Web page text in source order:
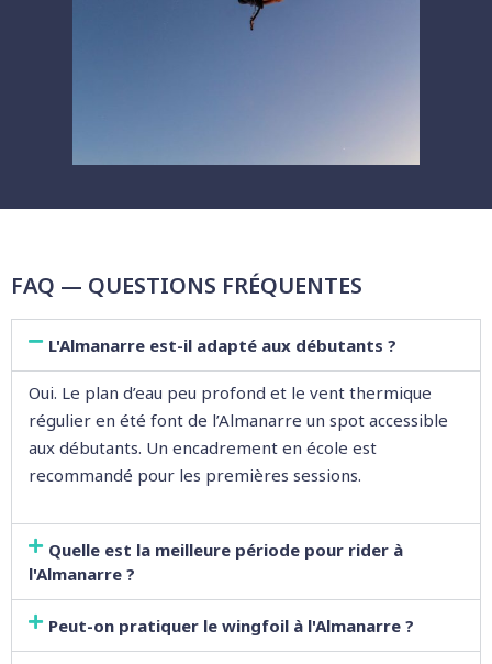
FAQ — QUESTIONS FRÉQUENTES
L'Almanarre est-il adapté aux débutants ?
Oui. Le plan d’eau peu profond et le vent thermique
régulier en été font de l’Almanarre un spot accessible
aux débutants. Un encadrement en école est
recommandé pour les premières sessions.
Quelle est la meilleure période pour rider à
l'Almanarre ?
Peut-on pratiquer le wingfoil à l'Almanarre ?